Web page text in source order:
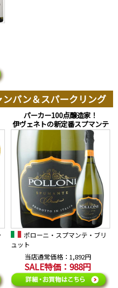
パン＆スパークリング
パーカー100点醸造家！
伊ヴェネトの新定番スプマンテ
ポローニ・スプマンテ・ブリ
ュット
当店通常価格：1,892円
SALE特価：988円